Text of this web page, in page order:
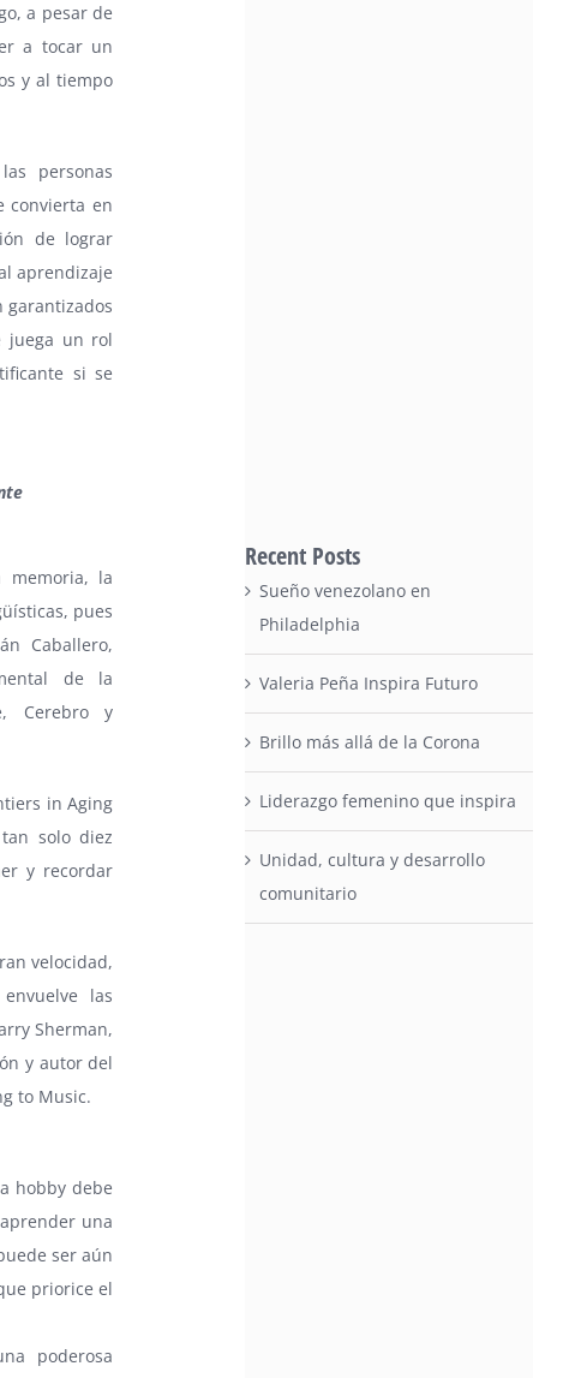
a pesar de
a tocar un
y al tiempo
personas
convierta en
de lograr
aprendizaje
garantizados
juega un rol
si se
memoria, la
pues
Caballero,
de la
Cerebro y
in Aging
solo diez
y recordar
velocidad,
las
Sherman,
y autor del
to Music.
hobby debe
una
ser aún
priorice el
poderosa
Recent Posts
Sueño venezolano en
Philadelphia
Valeria Peña Inspira Futuro
Brillo más allá de la Corona
Liderazgo femenino que inspira
Unidad, cultura y desarrollo
comunitario